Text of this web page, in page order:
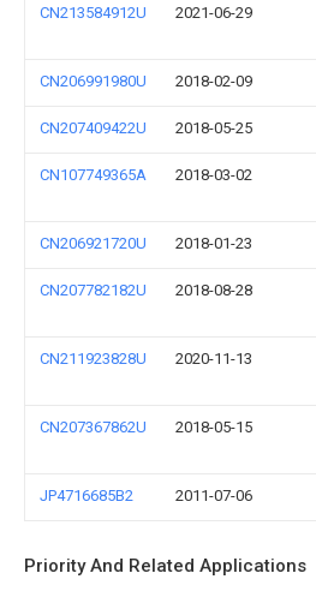
CN213584912U 2021-06-29
CN206991980U 2018-02-09
CN207409422U 2018-05-25
CN107749365A 2018-03-02
CN206921720U 2018-01-23
CN207782182U 2018-08-28
CN211923828U 2020-11-13
CN207367862U 2018-05-15
JP4716685B2 2011-07-06
Priority And Related Applications